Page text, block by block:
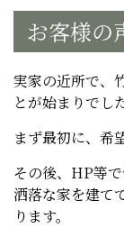
お客様の
実家の近所で、
とが始まりでした
まず最初に、希
その後、HP等
洒落な家を建て
ります。